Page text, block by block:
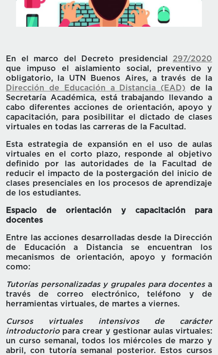
En el marco del Decreto presidencial 297/2020
que impuso el aislamiento social, preventivo y
obligatorio, la UTN Buenos Aires, a través de la
Dirección de Educación a Distancia (EAD) de la
Secretaría Académica, está trabajando llevando a
cabo diferentes acciones de orientación, apoyo y
capacitación, para posibilitar el dictado de clases
virtuales en todas las carreras de la Facultad.
Esta estrategia de expansión en el uso de aulas
virtuales en el corto plazo, responde al objetivo
definido por las autoridades de la Facultad de
reducir el impacto de la postergación del inicio de
clases presenciales en los procesos de aprendizaje
de los estudiantes.
Espacio de orientación y capacitación para
docentes
Entre las acciones desarrolladas desde la Dirección
de Educación a Distancia se encuentran los
mecanismos de orientación, apoyo y formación
como:
Tutorías personalizadas y grupales para docentesa
través de correo electrónico, teléfono y de
herramientas virtuales, de martes a viernes.
Cursos virtuales intensivos de carácter
introductorio para crear y gestionar aulas virtuales:
un curso semanal, todos los miércoles de marzo y
abril, con tutoría semanal posterior. Estos cursos